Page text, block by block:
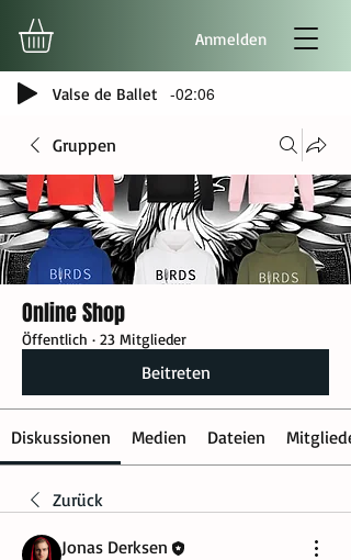
Anmelden
Valse de Ballet -02:06
Gruppen
Online Shop
Öffentlich · 23 Mitglieder
Beitreten
Diskussionen Medien Dateien Mitglieder
Zurück
Jonas Derksen